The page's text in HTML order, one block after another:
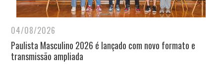
04/08/2026
Paulista Masculino 2026 é lançado com novo formato e
transmissão ampliada